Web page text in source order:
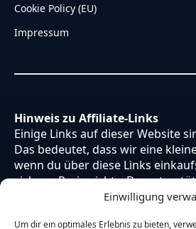
Einwilligung
Um dir ein optimales Erlebnis zu bieten,
Cookie Policy (EU)
Impressum
Hinweis zu Affiliate-Links
Einige Links auf dieser Website
Das bedeutet, dass wir eine
wenn du über diese Links
sich am Preis nichts. Du
Arbeit. Vielen Dank dafür!